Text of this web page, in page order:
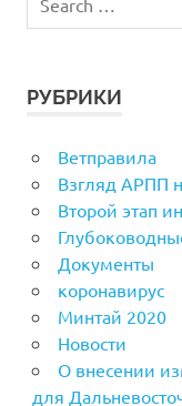
РУБРИКИ
Ветправила
Взгляд АРПП
Второй этап
Документы
коронавирус
Минтай 2020
Новости
О внесении
для